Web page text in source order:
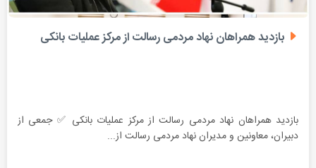
بازدید همراهان نهاد مردمی رسالت از مرکز عملیات بانکی
بازدید همراهان نهاد مردمی رسالت از مرکز عملیات بانکی ✅ جمعی از
دبیران، معاونین و مدیران نهاد مردمی رسالت از...